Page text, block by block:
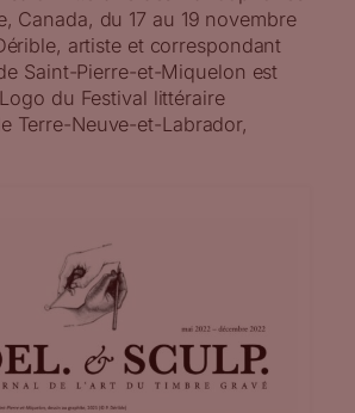
Canada, du 17 au 19 novembre
artiste et correspondant
Saint-Pierre-et-Miquelon est
du Festival littéraire
Terre-Neuve-et-Labrador,